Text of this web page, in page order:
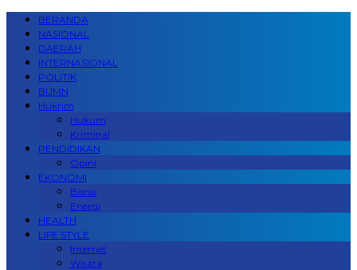
BERANDA
NASIONAL
DAERAH
INTERNASIONAL
POLITIK
BUMN
Hukrim
Hukum
Kriminal
PENDIDIKAN
Opini
EKONOMI
Bisnis
Energi
HEALTH
LIFE STYLE
Internet
Wisata